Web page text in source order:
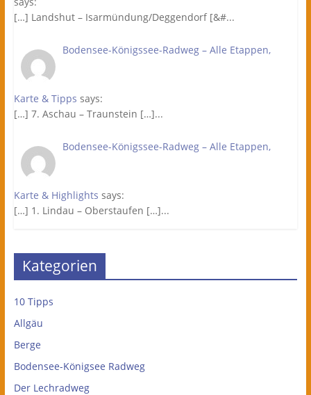
[…] Landshut – Isarmündung/Deggendorf [&#...
Bodensee-Königssee-Radweg – Alle Etappen,
Karte & Tipps says:
[…] 7. Aschau – Traunstein […]...
Bodensee-Königssee-Radweg – Alle Etappen,
Karte & Highlights says:
[…] 1. Lindau – Oberstaufen […]...
Kategorien
10 Tipps
Allgäu
Berge
Bodensee-Königsee Radweg
Der Lechradweg